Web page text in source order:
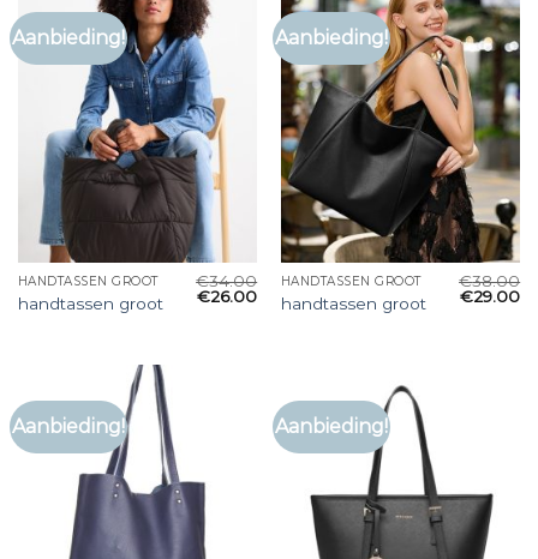
Aanbieding!
HANDTASSEN GROOT
handtassen groot
€34.00
€26.00
Aanbieding!
HANDTASSEN GROOT
handtassen groot
€38.00
€29.00
Aanbieding! Aanbieding!